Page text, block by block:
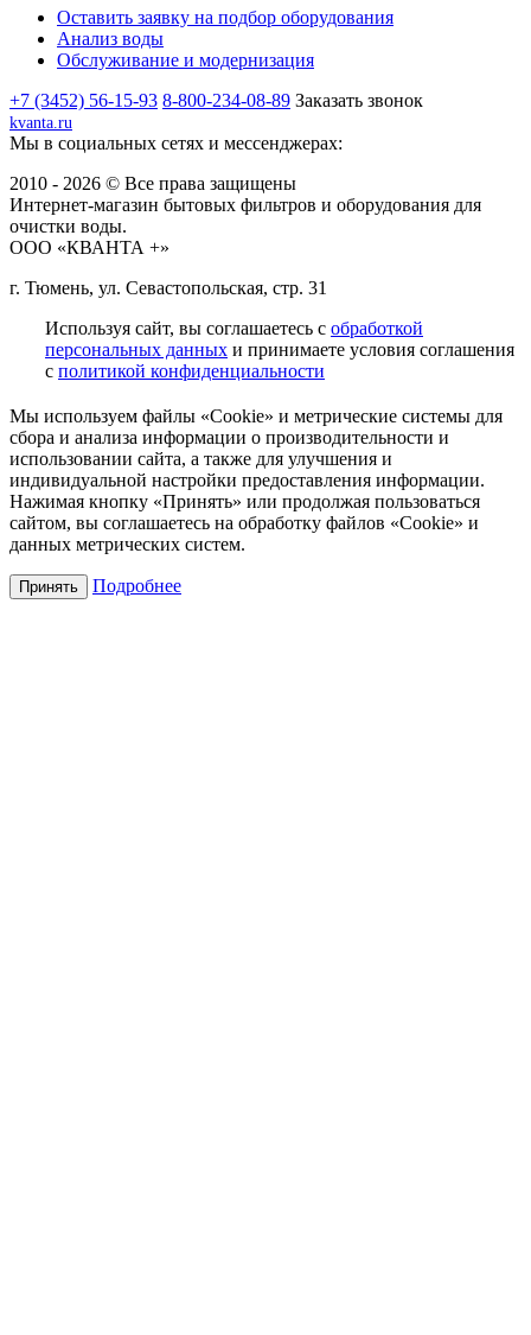
Оставить заявку на подбор оборудования
Анализ воды
Обслуживание и модернизация
+7 (3452) 56-15-93 8-800-234-08-89 Заказать звонок
kvanta.ru
Мы в социальных сетях и мессенджерах:
2010 - 2026 © Все права защищены
Интернет-магазин бытовых фильтров и оборудования для
очистки воды.
ООО «КВАНТА +»
г. Тюмень, ул. Севастопольская, стр. 31
Используя сайт, вы соглашаетесь с обработкой
персональных данных и принимаете условия соглашения
с политикой конфиденциальности
Мы используем файлы «Cookie» и метрические системы для
сбора и анализа информации о производительности и
использовании сайта, а также для улучшения и
индивидуальной настройки предоставления информации.
Нажимая кнопку «Принять» или продолжая пользоваться
сайтом, вы соглашаетесь на обработку файлов «Cookie» и
данных метрических систем.
Принять Подробнее